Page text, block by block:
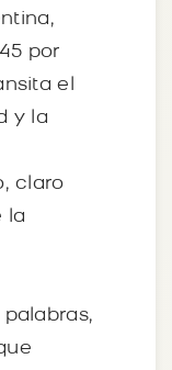
por
el
y la
claro
la